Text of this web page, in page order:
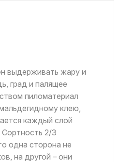
выдерживать жару и
град и палящее
пиломатериал
клею,
каждый слой
2/3
одна сторона не
на другой – они